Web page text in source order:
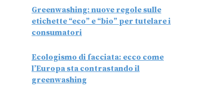
Greenwashing: nuove regole sulle
etichette “eco” e “bio” per tutelare i
consumatori
Ecologismo di facciata: ecco come
l’Europa sta contrastando il
greenwashing